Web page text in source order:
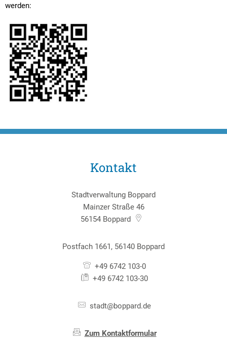
werden:
Kontakt
Stadtverwaltung Boppard
Mainzer Straße 46
56154 Boppard
Postfach 1661, 56140 Boppard
+49 6742 103-0
+49 6742 103-30
stadt@boppard.de
Zum Kontaktformular